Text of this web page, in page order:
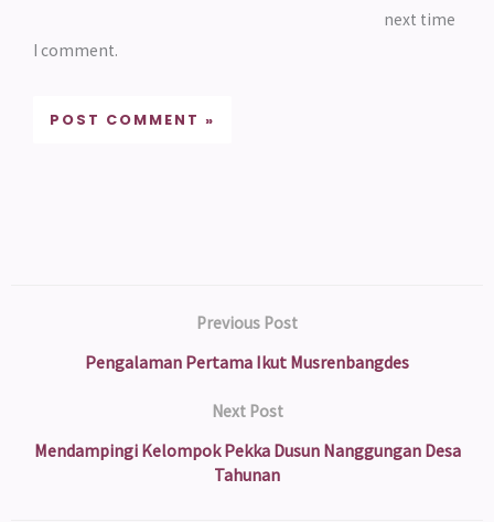
next time
I comment.
Previous Post
Pengalaman Pertama Ikut Musrenbangdes
Next Post
Mendampingi Kelompok Pekka Dusun Nanggungan Desa
Tahunan